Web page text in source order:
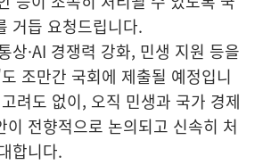
거듭 요청드립니다.
상·AI 경쟁력 강화, 민생 지원 등을
조만간 국회에 제출될 예정입니
려도 없이, 오직 민생과 국가 경제
이 전향적으로 논의되고 신속히 처
합니다.